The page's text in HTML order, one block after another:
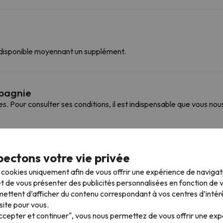
moyennant un supplément.
Pour consulter ses conditions, il est indispensable que vous
proches
accéder à plusieurs stations et profiter de 600 km de pistes.
Menuires-St Martin de Belleville. Vous pouvez également skier à
votre vie privée
cookies uniquement afin de vous offrir une expérience de
de vous présenter des publicités personnalisées en fonction de
d’afficher du contenu correspondant à vos centres
pour vous.
et continuer", vous nous permettez de vous offrir une